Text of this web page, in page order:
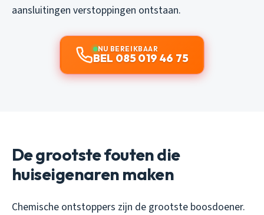
aansluitingen verstoppingen ontstaan.
NU BEREIKBAAR
BEL 085 019 46 75
De grootste fouten die
huiseigenaren maken
Chemische ontstoppers zijn de grootste boosdoener.